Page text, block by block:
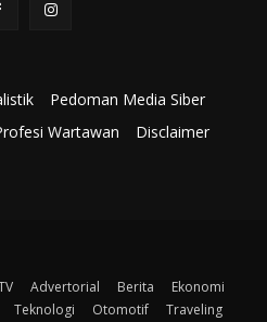
Pedoman Media Siber
Wartawan
Disclaimer
Advertorial Berita
Ekonomi
Teknologi Otomotif
Traveling